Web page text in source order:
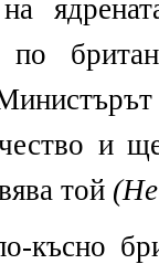
по
и
той
късно